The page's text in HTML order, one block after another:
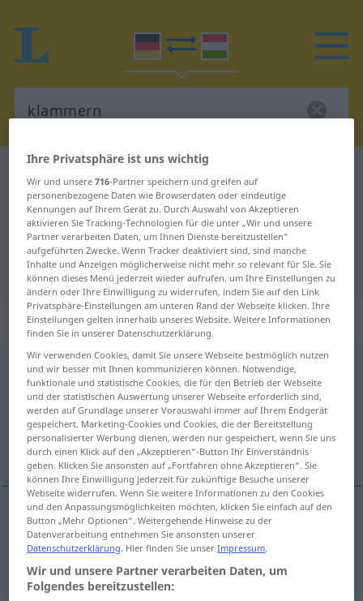
Deutsch-Ungarisch Übersetzung
für "klammern"
"klammern" Ungarisch Übersetzung
„klammern“
klammern
Übersicht aller Übersetzungen
(Für mehr Details die Übersetzung anklicken/antippen)
összekapcsol
összekapcsol klammern
Ihre Privatsphäre ist uns wichtig
Wir und unsere716-Partner speichern und greifen auf
personenbezogene Daten wie Browserdaten oder eindeutige
Kennungen auf Ihrem Gerät zu. Durch Auswahl von Akzeptieren
aktivieren Sie Tracking-Technologien für die unter „Wir und unsere
Partner verarbeiten Daten, um Ihnen Dienste bereitzustellen“
aufgeführten Zwecke. Wenn Tracker deaktiviert sind, sind manche
Inhalte und Anzeigen möglicherweise nicht mehr so relevant für Sie. Sie
können dieses Menü jederzeit wieder aufrufen, um Ihre Einstellungen zu
ändern oder Ihre Einwilligung zu widerrufen, indem Sie auf den Link
Privatsphäre-Einstellungen am unteren Rand der Webseite klicken. Ihre
Einstellungen gelten innerhalb unseres Website. Weitere Informationen
finden Sie in unserer Datenschutzerklärung.
Wir verwenden Cookies, damit Sie unsere Webseite bestmöglich nutzen
und wir besser mit Ihnen kommunizieren können. Notwendige,
funktionale und statistische Cookies, die für den Betrieb der Webseite
und der statistischen Auswertung unserer Webseite erforderlich sind,
werden auf Grundlage unserer Vorauswahl immer auf Ihrem Endgerät
gespeichert. Marketing-Cookies und Cookies, die der Bereitstellung
personalisierter Werbung dienen, werden nur gespeichert, wenn Sie uns
durch einen Klick auf den „Akzeptieren“-Button Ihr Einverständnis
geben. Klicken Sie ansonsten auf „Fortfahren ohne Akzeptieren“. Sie
können Ihre Einwilligung jederzeit für zukünftige Besuche unserer
Webseite widerrufen. Wenn Sie weitere Informationen zu den Cookies
und den Anpassungsmöglichkeiten möchten, klicken Sie einfach auf den
Button „Mehr Optionen“. Weitergehende Hinweise zu der
Datenverarbeitung entnehmen Sie ansonsten unserer
Datenschutzerklärung. Hier finden Sie unserImpressum.
Wir und unsere Partner verarbeiten Daten, um
Folgendes bereitzustellen: